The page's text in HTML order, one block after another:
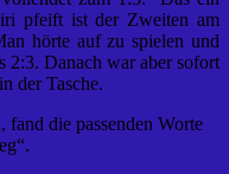
pfeift ist der Zweiten am
hörte auf zu spielen und
2:3. Danach war aber sofort
der Tasche.
die passenden Worte